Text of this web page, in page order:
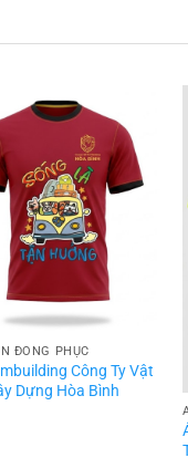
ĐỒNG PHỤC
Công Ty Vật
Dựng Hòa Bình